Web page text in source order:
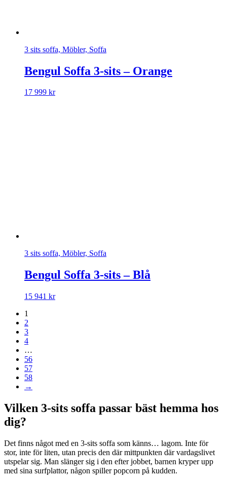
3 sits soffa, Möbler, Soffa
Bengul Soffa 3-sits – Orange
17 999 kr
3 sits soffa, Möbler, Soffa
Bengul Soffa 3-sits – Blå
15 941 kr
1
2
3
4
…
56
57
58
→
Vilken 3-sits soffa passar bäst hemma hos
dig?
Det finns något med en 3-sits soffa som känns… lagom. Inte för
stor, inte för liten, utan precis den där mittpunkten där vardagslivet
utspelar sig. Man slänger sig i den efter jobbet, barnen kryper upp
med sina surfplattor, någon spiller popcorn på kudden.